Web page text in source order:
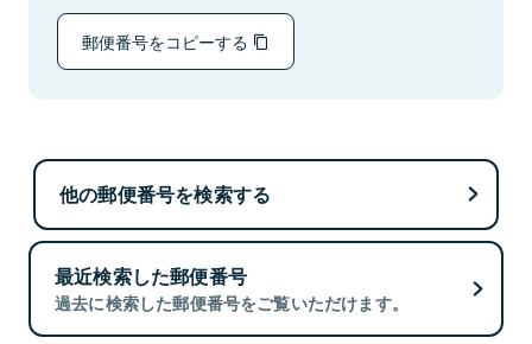
郵便番号をコピーする
他の郵便番号を検索する
最近検索した郵便番号
過去に検索した郵便番号をご覧いただけます。